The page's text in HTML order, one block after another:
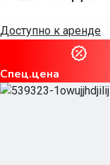
Доступно к аренде
Спец.цена